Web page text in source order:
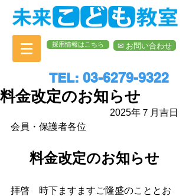
採用情報はこちら ✉︎ お問い合わせ
TEL: 03-6279-9322
料金改定のお知らせ
2025年７月吉日
会員・保護者各位
料金改定のお知らせ
拝啓　時下ますますご隆盛のこととお